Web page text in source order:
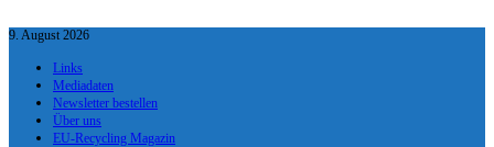
9. August 2026
Links
Mediadaten
Newsletter bestellen
Über uns
EU-Recycling Magazin